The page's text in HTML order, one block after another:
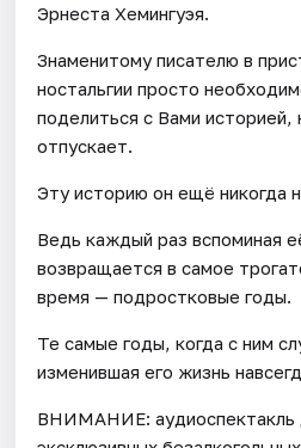
Эрнеста Хемингуэя.
Знаменитому писателю в
ностальгии просто
поделиться с Вами историей,
отпускает.
Эту историю он ещё никогда
Ведь каждый раз вспоминая
возвращается в самое
время — подростковые годы.
Те самые годы, когда с ним
изменившая его жизнь
ВНИМАНИЕ: аудиоспектакль